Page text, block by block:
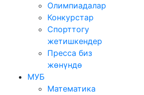
Олимпиадалар
Конкурстар
Спорттогу
жетишкендер
Пресса биз
жөнүндө
МУБ
Математика